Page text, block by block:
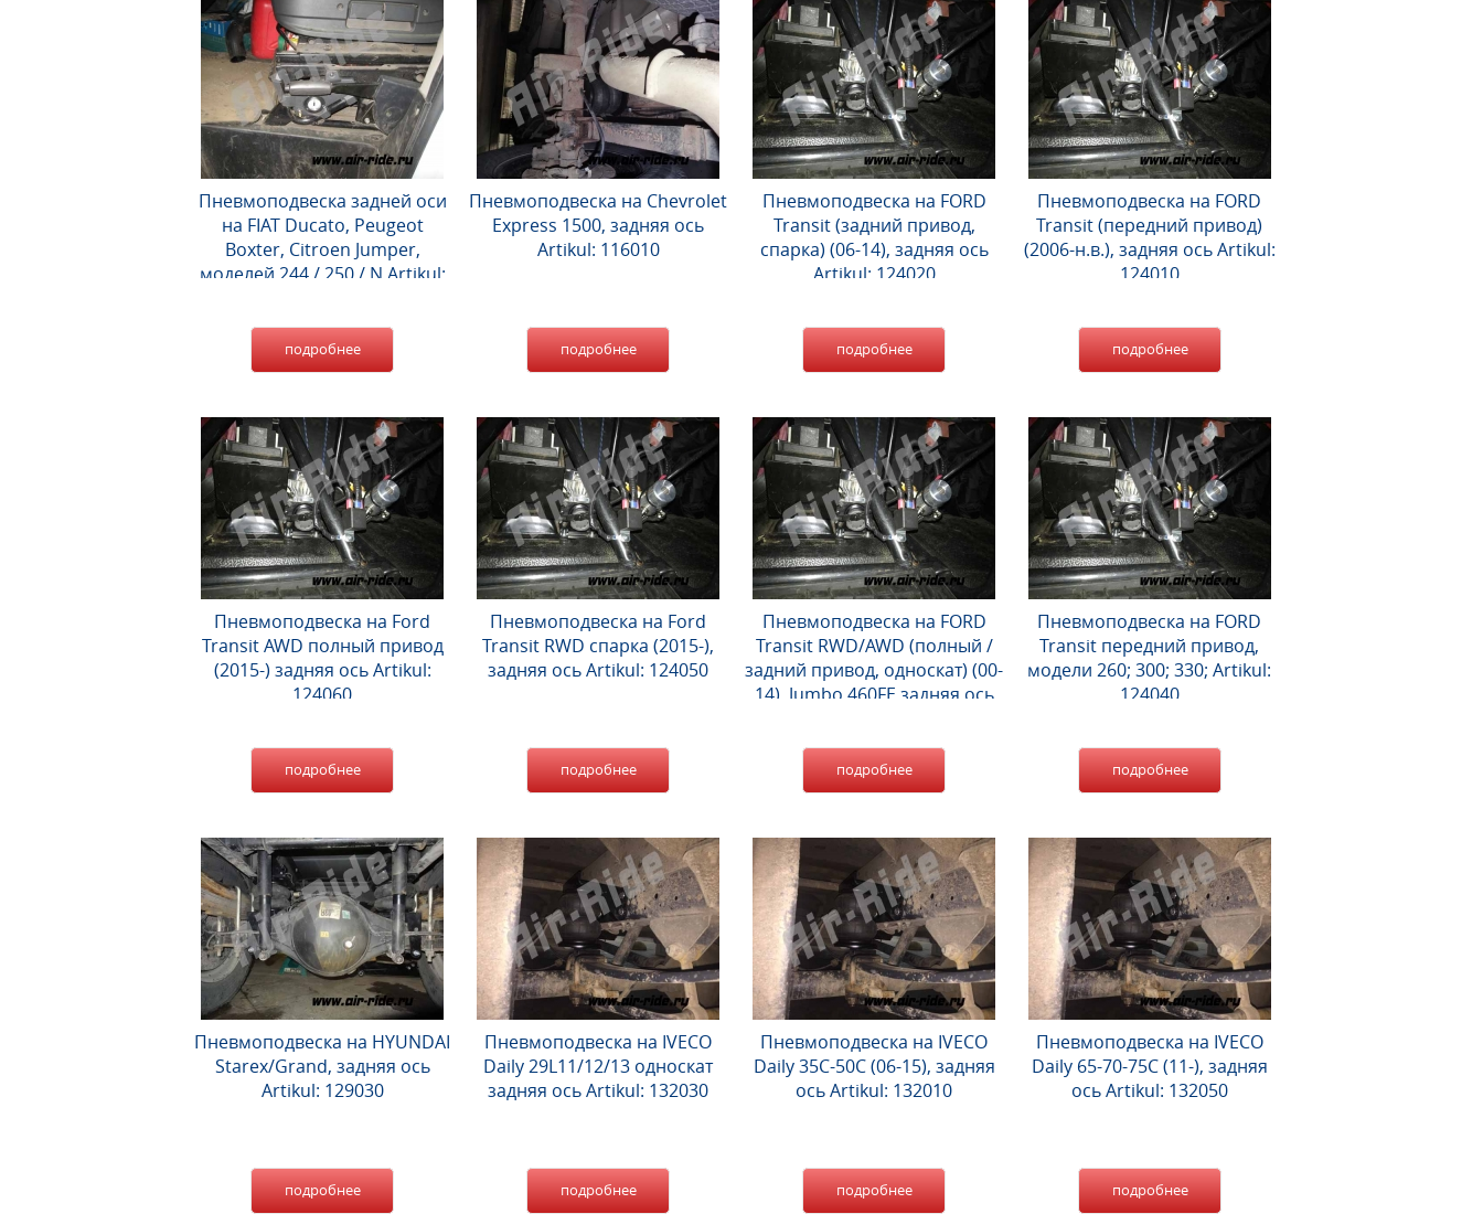
Пневмоподвеска задней оси
на FIAT Ducato, Peugeot
Boxter, Citroen Jumper,
моделей 244 / 250 / N Artikul:
подробнее
Пневмоподвеска на Chevrolet
Express 1500, задняя ось
Artikul: 116010
подробнее
Пневмоподвеска на FORD
Transit (задний привод,
спарка) (06-14), задняя ось
Artikul: 124020
подробнее
Пневмоподвеска на FORD
Transit (передний привод)
(2006-н.в.), задняя ось Artikul:
124010
подробнее
Пневмоподвеска на Ford
Transit AWD полный привод
(2015-) задняя ось Artikul:
124060
подробнее
Пневмоподвеска на Ford
Transit RWD спарка (2015-),
задняя ось Artikul: 124050
подробнее
Пневмоподвеска на FORD
Transit RWD/AWD (полный /
задний привод, односкат) (00-
14), Jumbo 460FE задняя ось
подробнее
Пневмоподвеска на FORD
Transit передний привод,
модели 260; 300; 330; Artikul:
124040
подробнее
Пневмоподвеска на HYUNDAI
Starex/Grand, задняя ось
Artikul: 129030
подробнее
Пневмоподвеска на IVECO
Daily 29L11/12/13 односкат
задняя ось Artikul: 132030
подробнее
Пневмоподвеска на IVECO
Daily 35C-50C (06-15), задняя
ось Artikul: 132010
подробнее
Пневмоподвеска на IVECO
Daily 65-70-75С (11-), задняя
ось Artikul: 132050
подробнее